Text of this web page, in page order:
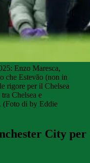
Enzo Maresca,
che Estevão (non in
rigore per il Chelsea
Chelsea e
(Foto di by Eddie
City per